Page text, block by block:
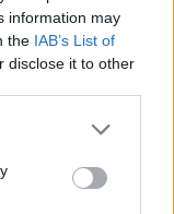
information may
the IAB’s List of
disclose it to other